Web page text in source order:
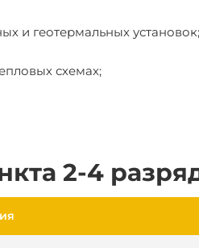
и геотермальных установок;
схемах;
2-4